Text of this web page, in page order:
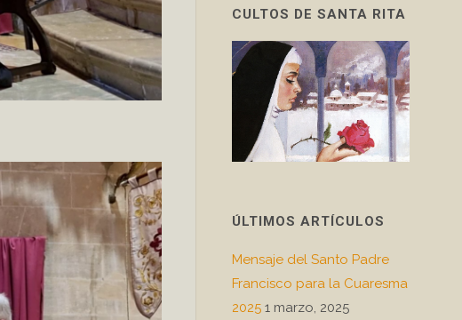
CULTOS DE SANTA RITA
ÚLTIMOS ARTÍCULOS
Mensaje del Santo Padre
Francisco para la Cuaresma
2025 1 marzo, 2025